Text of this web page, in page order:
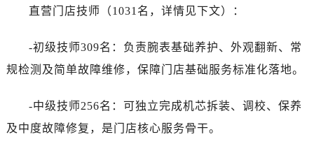
直营门店技师（1031名，详情见下文）：
-初级技师309名：负责腕表基础养护、外观翻新、常
规检测及简单故障维修，保障门店基础服务标准化落地。
-中级技师256名：可独立完成机芯拆装、调校、保养
及中度故障修复，是门店核心服务骨干。